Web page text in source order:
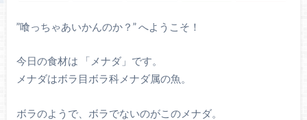
”喰っちゃあいかんのか？” へようこそ！
今日の食材は 「メナダ」です。
メナダはボラ目ボラ科メナダ属の魚。
ボラのようで、ボラでないのがこのメナダ。